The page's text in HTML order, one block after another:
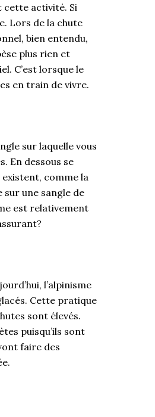
cette activité. Si
Lors de la chute
bien entendu,
plus rien et
C’est lorsque le
en train de vivre.
sur laquelle vous
En dessous se
comme la
sur une sangle de
est relativement
l’alpinisme
Cette pratique
sont élevés.
puisqu’ils sont
faire des